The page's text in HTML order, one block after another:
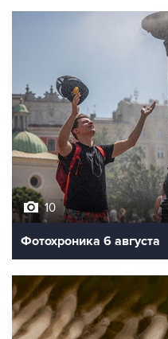
10
Фотохроника 6 августа